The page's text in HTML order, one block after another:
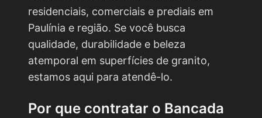
residenciais, comerciais e prediais em
Paulínia e região. Se você busca
qualidade, durabilidade e beleza
atemporal em superfícies de granito,
estamos aqui para atendê-lo.
Por que contratar o Bancada